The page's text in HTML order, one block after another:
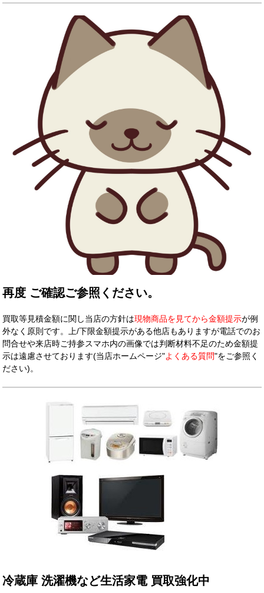
再度 ご確認ご参照ください。
買取等見積金額に関し当店の方針は現物商品を見てから金額提示が例
外なく原則です。上/下限金額提示がある他店もありますが電話でのお
問合せや来店時ご持参スマホ内の画像では判断材料不足のため金額提
示は遠慮させております(当店ホームページ"よくある質問"をご参照く
ださい)。
冷蔵庫 洗濯機など生活家電 買取強化中